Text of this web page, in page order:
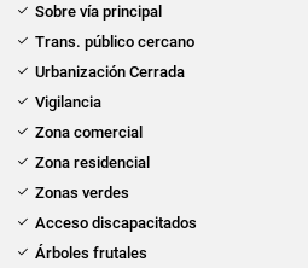
Sobre vía principal
Trans. público cercano
Urbanización Cerrada
Vigilancia
Zona comercial
Zona residencial
Zonas verdes
Acceso discapacitados
Árboles frutales